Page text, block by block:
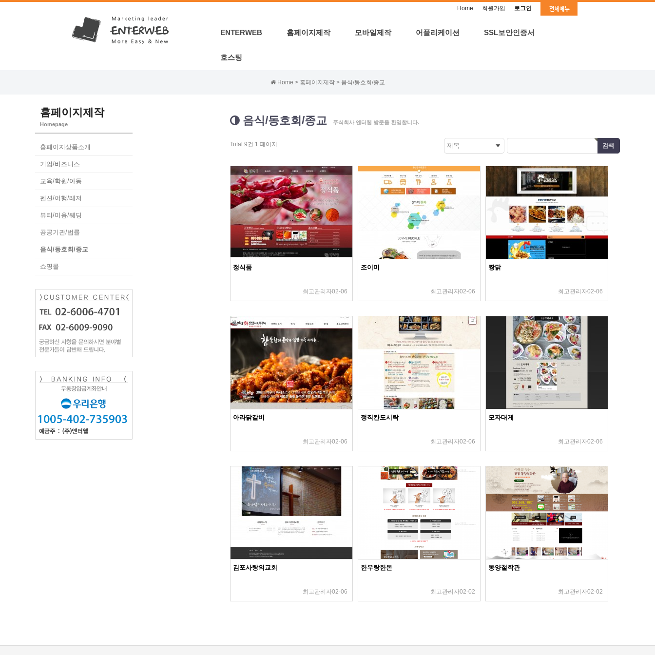
Home 회원가입 로그인
ENTERWEB 홈페이지제작 모바일제작 어플리케이션 SSL보안인증서
호스팅
Home > 홈페이지제작 > 음식/동호회/종교
홈페이지제작
Homepage
홈페이지상품소개
기업/비즈니스
교육/학원/아동
펜션/여행/레저
뷰티/미용/웨딩
공공기관/법률
음식/동호회/종교
쇼핑몰
음식/동호회/종교 주식회사 엔터웹 방문을 환영합니다.
Total 9건 1 페이지 제목
정식품
최고관리자02-06
조이미
최고관리자02-06
짱닭
최고관리자02-06
아라닭갈비
최고관리자02-06
정직칸도시락
최고관리자02-06
모자대게
최고관리자02-06
김포사랑의교회
최고관리자02-06
한우랑한돈
최고관리자02-02
동양철학관
최고관리자02-02